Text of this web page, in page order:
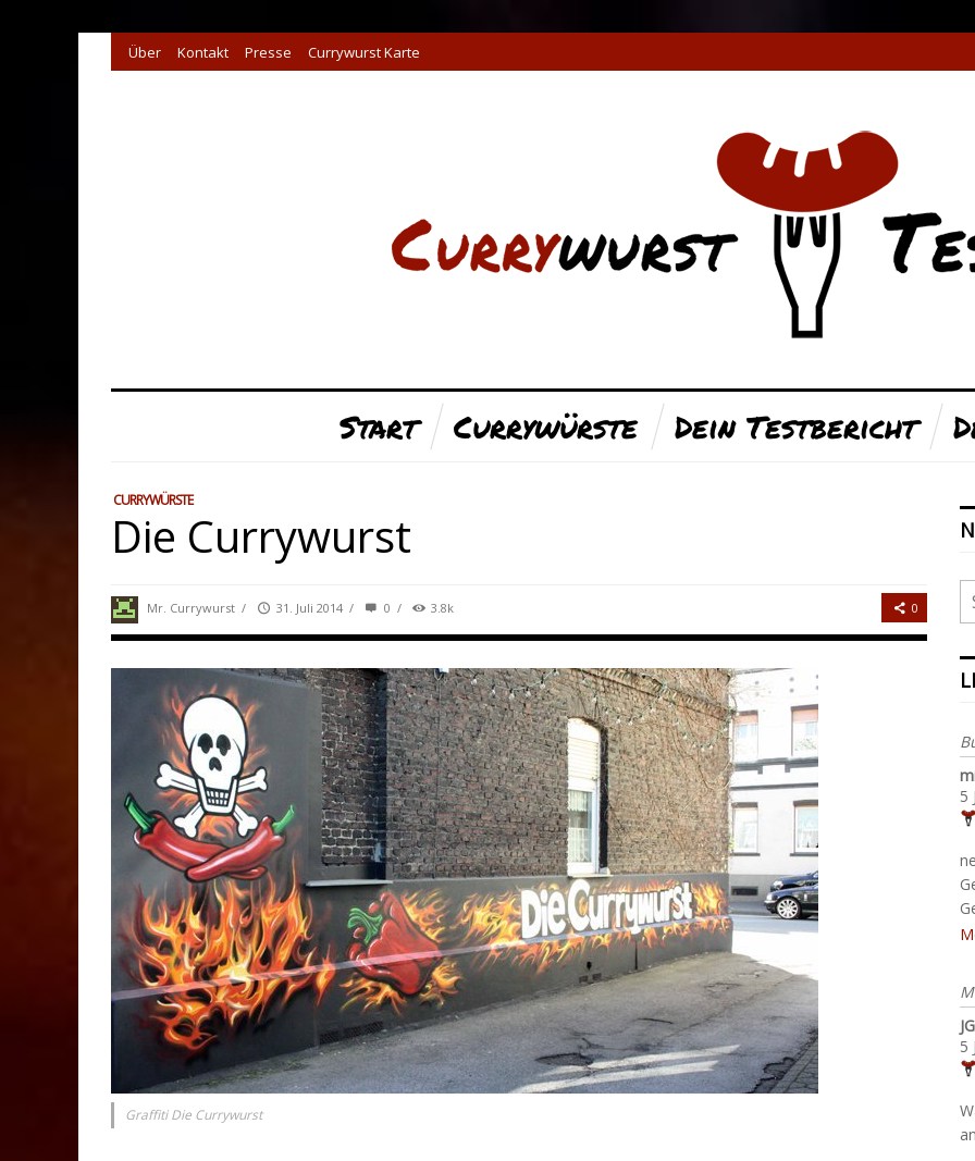
Über Kontakt Presse Currywurst Karte
Start Currywürste Dein Testbericht
CURRYWÜRSTE
Die Currywurst
Mr. Currywurst / 31. Juli 2014 / 0 / 3.8k 0
Graffiti Die Currywurst
5
JG
5